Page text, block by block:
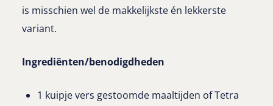
is misschien wel de makkelijkste én lekkerste
variant.
Ingrediënten/benodigdheden
1 kuipje vers gestoomde maaltijden of Tetra